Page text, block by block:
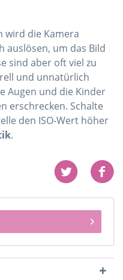
wird die Kamera
auslösen, um das Bild
sind aber oft viel zu
und unnatürlich
Augen und die Kinder
erschrecken. Schalte
den ISO-Wert höher
.